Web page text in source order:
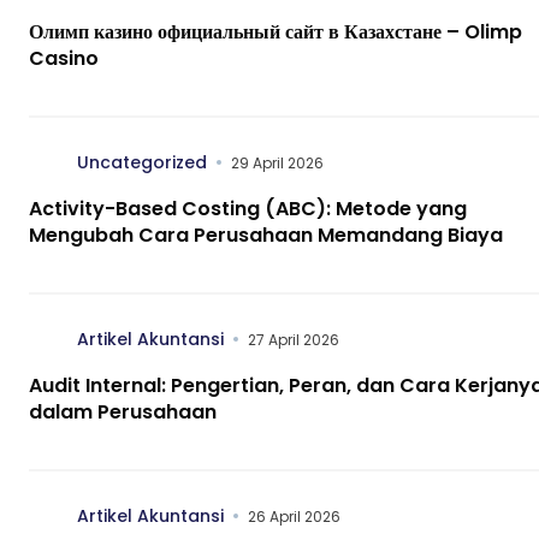
Олимп казино официальный сайт в Казахстане – Olimp
Casino
Uncategorized 29 April 2026
Activity-Based Costing (ABC): Metode yang
Mengubah Cara Perusahaan Memandang Biaya
Artikel Akuntansi 27 April 2026
Audit Internal: Pengertian, Peran, dan Cara
dalam Perusahaan
Artikel Akuntansi 26 April 2026